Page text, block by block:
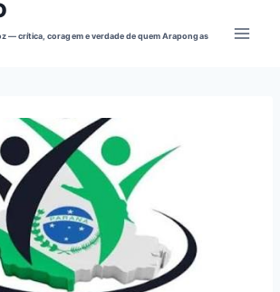
— crítica, coragem e verdade de quem Arapongas